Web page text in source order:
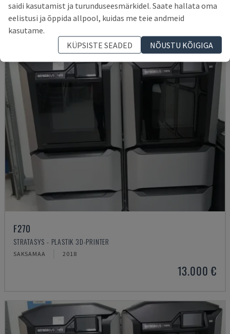
45.000 €
F270
STRATASYS - PLASTIK 3D-PRINTER
SAKSAMAA 2018
13.000 €
saidi kasutamist ja turunduseesmärkidel. Saate hallata oma
eelistusi ja õppida allpool, kuidas me teie andmeid
kasutame.
KÜPSISTE SEADED
NÕUSTU KÕIGIGA